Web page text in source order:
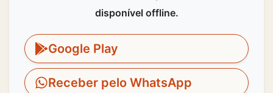
disponível offline.
Google Play
Receber pelo WhatsApp